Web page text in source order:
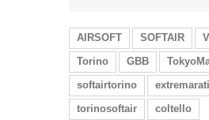
AIRSOFT SOFTAIR
Torino
GBB
softairtorino
torinosoftair
coltello